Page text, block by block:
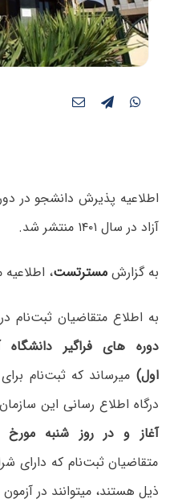
اطلاعیه پذیرش دانشجو در
آزاد در سال ۱۴۰۱ منتشر شد.
به گزارشمسترتست،
به اطلاع متقاضیان ثبت‌نام
اول) میرساند که ثبت‌نام
درگاه اطلاع رسانی این سازمان
آغاز و در روز شنبه مورخ ۱۴۰۰/۱۲/۲۸ پایان
متقاضیان ثبت‌نام که
ذیل هستند، میتوانند در